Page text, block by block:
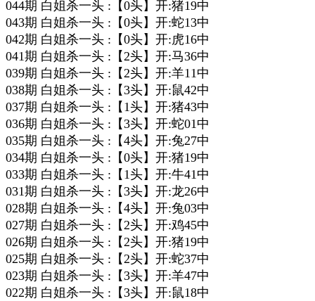
044期 白姐杀一头 :【0头】开:猪19中
043期 白姐杀一头 :【0头】开:蛇13中
042期 白姐杀一头 :【0头】开:虎16中
041期 白姐杀一头 :【2头】开:马36中
039期 白姐杀一头 :【2头】开:羊11中
038期 白姐杀一头 :【3头】开:鼠42中
037期 白姐杀一头 :【1头】开:猪43中
036期 白姐杀一头 :【3头】开:蛇01中
035期 白姐杀一头 :【4头】开:兔27中
034期 白姐杀一头 :【0头】开:猪19中
033期 白姐杀一头 :【1头】开:牛41中
031期 白姐杀一头 :【3头】开:龙26中
028期 白姐杀一头 :【4头】开:兔03中
027期 白姐杀一头 :【2头】开:鸡45中
026期 白姐杀一头 :【2头】开:猪19中
025期 白姐杀一头 :【2头】开:蛇37中
023期 白姐杀一头 :【3头】开:羊47中
022期 白姐杀一头 :【3头】开:鼠18中